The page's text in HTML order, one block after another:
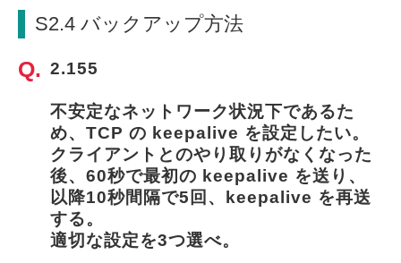
S2.4 バックアップ方法
2.155
不安定なネットワーク状況下であるた
め、TCP の keepalive を設定したい。
クライアントとのやり取りがなくなった
後、60秒で最初の keepalive を送り、
以降10秒間隔で5回、keepalive を再送
する。
適切な設定を3つ選べ。